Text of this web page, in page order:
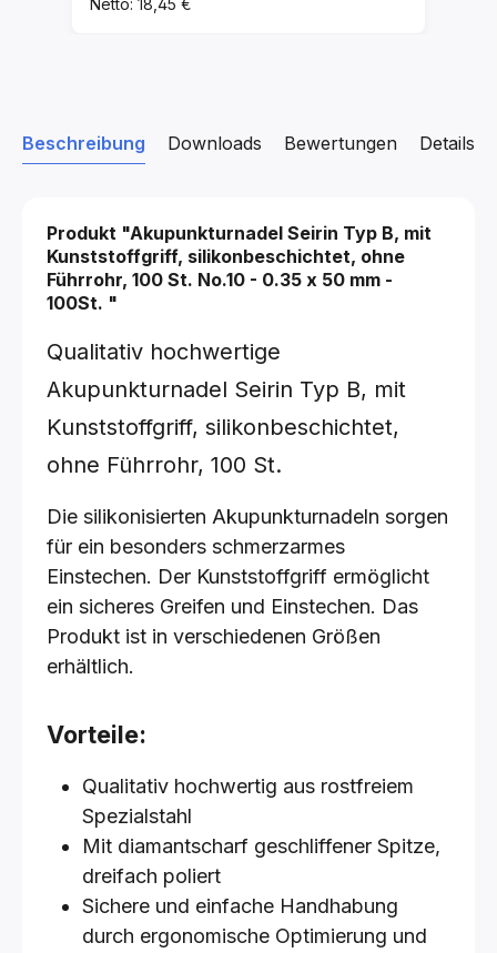
Netto: 18,45 €
Beschreibung Downloads Details
Bewertungen
Produkt "Akupunkturnadel Seirin Typ B, mit
Kunststoffgriff, silikonbeschichtet, ohne
Führrohr, 100 St. No.10 - 0.35 x 50 mm -
100St. "
Qualitativ hochwertige
Akupunkturnadel Seirin Typ B, mit
Kunststoffgriff, silikonbeschichtet,
ohne Führrohr, 100 St.
Die silikonisierten Akupunkturnadeln sorgen
für ein besonders schmerzarmes
Einstechen. Der Kunststoffgriff ermöglicht
ein sicheres Greifen und Einstechen. Das
Produkt ist in verschiedenen Größen
erhältlich.
Vorteile:
Qualitativ hochwertig aus rostfreiem
Spezialstahl
Mit diamantscharf geschliffener Spitze,
dreifach poliert
Sichere und einfache Handhabung
durch ergonomische Optimierung und